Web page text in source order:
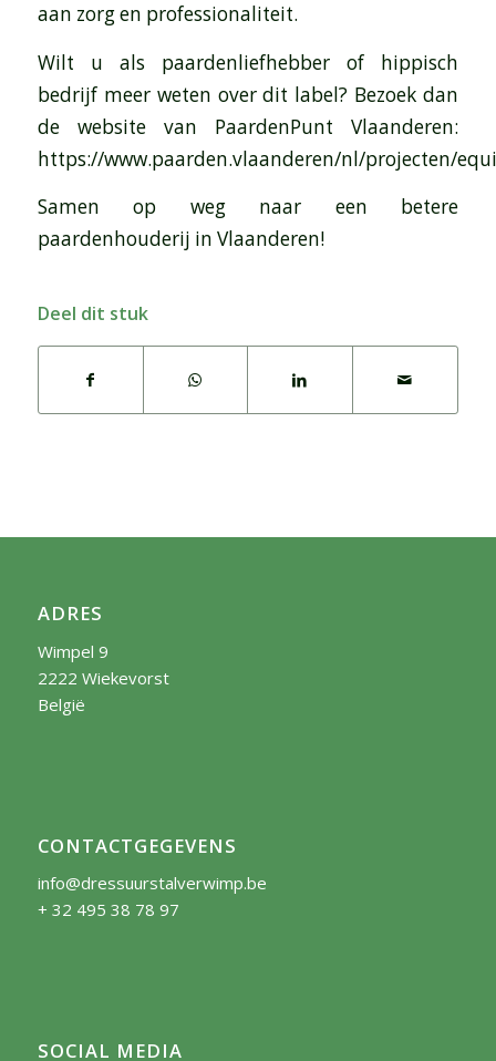
aan zorg en professionaliteit.
Wilt u als paardenliefhebber of hippisch
bedrijf meer weten over dit label? Bezoek dan
de website van PaardenPunt Vlaanderen:
https://www.paarden.vlaanderen/nl/projecten/
Samen op weg naar een betere
paardenhouderij in Vlaanderen!
Deel dit stuk
ADRES
Wimpel 9
2222 Wiekevorst
België
CONTACTGEGEVENS
info@dressuurstalverwimp.be
+ 32 495 38 78 97
SOCIAL MEDIA